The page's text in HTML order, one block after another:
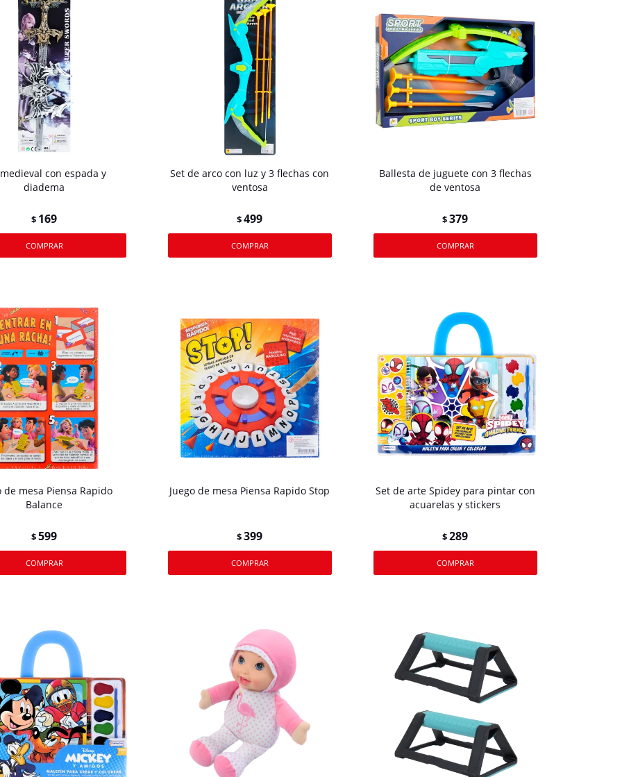
con espada y
diadema
$ 169
Set de arco con luz y 3 flechas con
ventosa
$499
Ballesta de juguete con 3 flechas
de ventosa
$379
de mesa Piensa Rapido
Balance
$599
Juego de mesa Piensa Rapido Stop
$399
Set de arte Spidey para pintar con
acuarelas y stickers
$289